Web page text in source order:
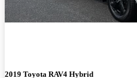
2019 Toyota RAV4 Hybrid